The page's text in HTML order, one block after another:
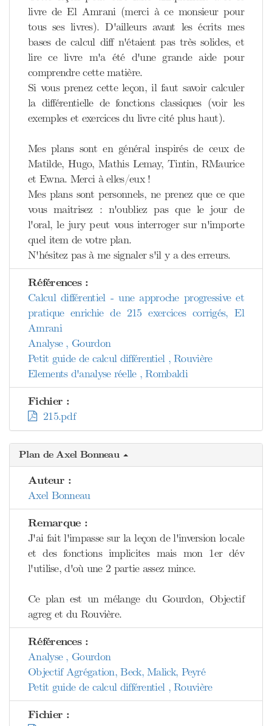
livre de El Amrani (merci à ce monsieur pour
tous ses livres). D'ailleurs avant les écrits mes
bases de calcul diff n'étaient pas très solides, et
lire ce livre m'a été d'une grande aide pour
comprendre cette matière.
Si vous prenez cette leçon, il faut savoir calculer
la différentielle de fonctions classiques (voir les
exemples et exercices du livre cité plus haut).
Mes plans sont en général inspirés de ceux de
Matilde, Hugo, Mathis Lemay, Tintin, RMaurice
et Ewna. Merci à elles/eux !
Mes plans sont personnels, ne prenez que ce que
vous maitrisez : n'oubliez pas que le jour de
l'oral, le jury peut vous interroger sur n'importe
quel item de votre plan.
N'hésitez pas à me signaler s'il y a des erreurs.
Références :
Calcul différentiel - une approche progressive et
pratique enrichie de 215 exercices corrigés, El
Amrani
Analyse , Gourdon
Petit guide de calcul différentiel , Rouvière
Elements d'analyse réelle , Rombaldi
Fichier :
215.pdf
Plan de Axel Bonneau
Auteur :
Axel Bonneau
Remarque :
J'ai fait l'impasse sur la leçon de l'inversion locale
et des fonctions implicites mais mon 1er dév
l'utilise, d'où une 2 partie assez mince.
Ce plan est un mélange du Gourdon, Objectif
agreg et du Rouvière.
Références :
Analyse , Gourdon
Objectif Agrégation, Beck, Malick, Peyré
Petit guide de calcul différentiel , Rouvière
Fichier :